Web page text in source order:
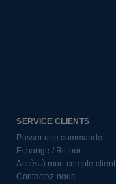
SERVICE CLIENTS
Passer une commande
Echange / Retour
Accès à mon compte client
Contactez-nous